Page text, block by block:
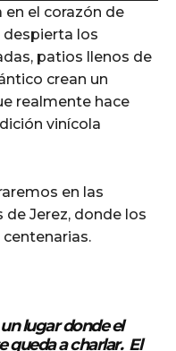
en el corazón de
despierta los
patios llenos de
crean un
realmente hace
vinícola
en las
Jerez, donde los
lugar donde el
queda a charlar. El